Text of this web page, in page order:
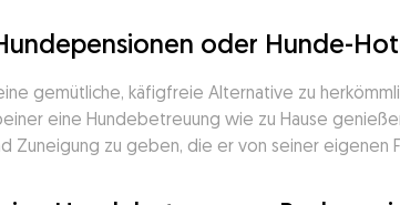
oder Hunde-
gemütliche, käfigfreie Alternative zu
eine Hundebetreuung wie zu Hause
Zuneigung zu geben, die er von seiner eigenen